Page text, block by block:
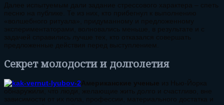
Далее испытуемым дали задание стрессового характера – спеть
песню на публике. Те из них, кто прибегнул к выполнению
«волшебного ритуала», придуманному и предложенному
экспериментаторами, волновались меньше, в результате и с
задачей справились лучше тех, кто отказался совершать
предложенные действия перед выступлением.
Секрет молодости и долголетия
Американские ученые
из Нью-Йорка
обнаружили, что люди, желающие жить долго и счастливо, вне
зависимости от их пола, профессии, материального достатка и